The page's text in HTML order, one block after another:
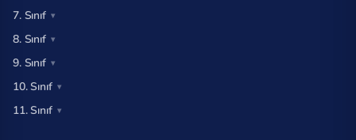
7. Sınıf
8. Sınıf
9. Sınıf
10. Sınıf
11. Sınıf